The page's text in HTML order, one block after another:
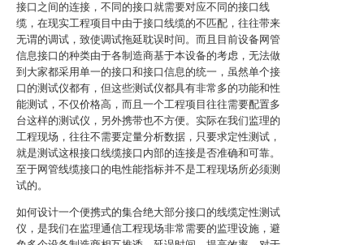
接口之间的连接，不同的接口就需要对应不同的接口线
缆，在现实工程项目中由于接口线缆的不匹配，往往带来
无谓的调试，致使调试拖延耽误时间。而且目前设备网管
信息接口的种类由于各制造商基于本设备的考虑，无法做
到大家都采用单一的接口和接口信息的统一，虽然单个接
口的测试仪都有，但这些测试仪都具有非常多的功能和性
能测试，不仅价格高，而且一个工程项目往往需要配置多
台这样的测试仪，另外携带也不方便。实际在我们监理的
工程现场，往往不需要定量分析数据，只要求定性测试，
就是测试这根接口线缆接口内部的连接是否准确和可靠。
至于网管线缆接口的电性能指标并不是工程现场所必须测
试的。
如何设计一个便携式的集合绝大部分接口的线缆定性测试
仪，是我们在监理通信工程现场非常需要的监理设施，避